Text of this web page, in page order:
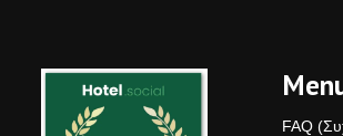
FAQ
Επικοινωνήστε μαζί μας για πληροφορίες